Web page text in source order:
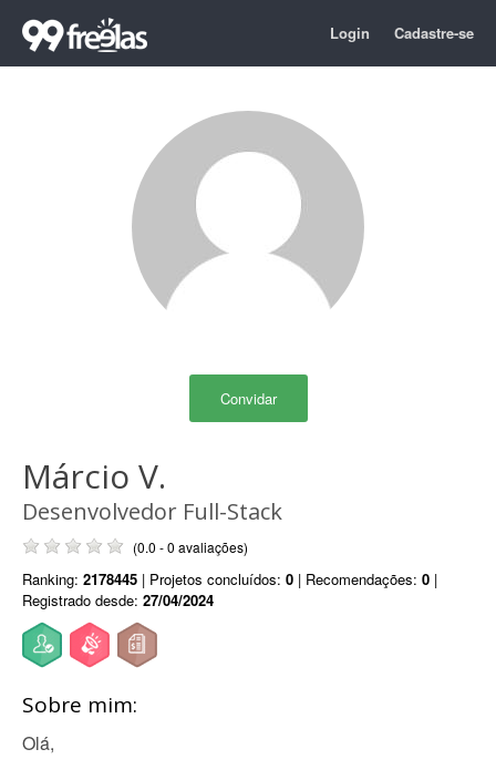
Login Cadastre-se
Convidar
Márcio V.
Desenvolvedor Full-Stack
(0.0 - 0 avaliações)
Ranking: 2178445 | Projetos concluídos: 0 | Recomendações: 0 |
Registrado desde: 27/04/2024
Sobre mim:
Olá,